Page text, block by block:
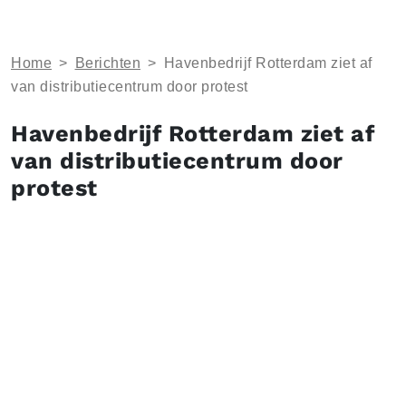
Home > Berichten >
Havenbedrijf Rotterdam ziet af
van distributiecentrum door protest
Havenbedrijf Rotterdam ziet af
van distributiecentrum door
protest